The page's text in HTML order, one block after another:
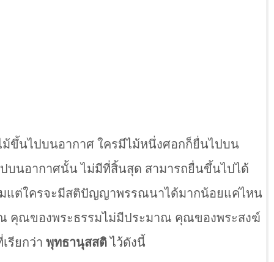
ขึ้นไปบนอากาศ ใครมีไม้หนึ่งศอกก็ยื่นไปบน
บนอากาศนั้น ไม่มีที่สิ้นสุด สามารถยื่นขึ้นไปได้
แต่ใครจะมีสติปัญญาพรรณนาได้มากน้อยแค่ไหน
คุณของพระธรรมไม่มีประมาณ คุณของพระสงฆ์
รียกว่า พุทธานุสสติไว้ดังนี้